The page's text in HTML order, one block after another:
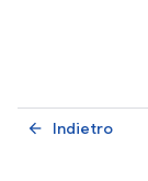
Indietro
arrow_back